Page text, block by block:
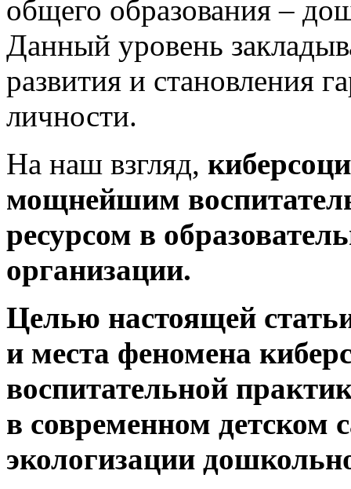
общего образования –
Данный уровень
развития и становления
личности.
На наш взгляд,
мощнейшим
ресурсом в
организации.
Целью настоящей
и места феномена
воспитательной
в современном детском
экологизации